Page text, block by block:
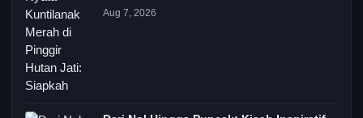
Aug 7, 2026